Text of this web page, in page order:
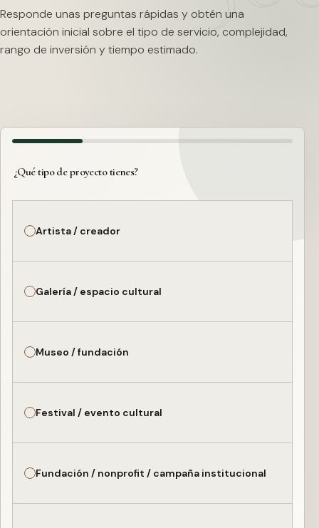
Responde unas preguntas rápidas y obtén una
orientación inicial sobre el tipo de servicio, complejidad,
rango de inversión y tiempo estimado.
¿Qué tipo de proyecto tienes?
Artista / creador
Galería / espacio cultural
Museo / fundación
Festival / evento cultural
Fundación / nonprofit / campaña institucional